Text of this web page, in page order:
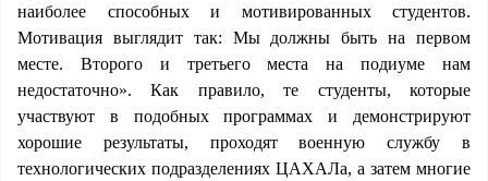
наиболее способных и мотивированных студентов.
Мотивация выглядит так: Мы должны быть на первом
месте. Второго и третьего места на подиуме нам
недостаточно». Как правило, те студенты, которые
участвуют в подобных программах и демонстрируют
хорошие результаты, проходят военную службу в
технологических подразделениях ЦАХАЛа, а затем многие